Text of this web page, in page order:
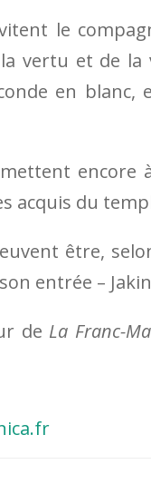
le
vertu et de
en blanc,
acquis du
être,
entrée –
de La Franc-